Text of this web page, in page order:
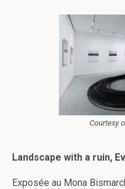
Courtesy
Landscape with a ruin,
Exposée au Mona